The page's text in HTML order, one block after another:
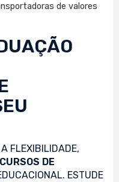
de valores
FLEXIBILIDADE,
CURSOS DE
ESTUDE